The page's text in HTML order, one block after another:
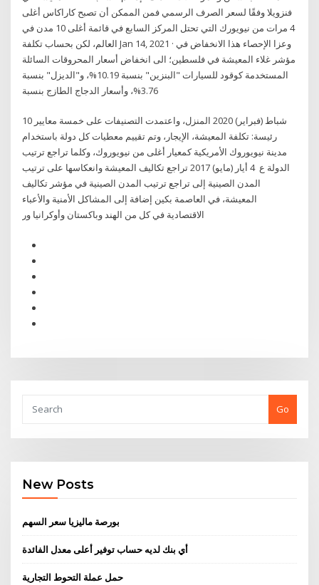
فنزويلا وفقًا لسعر الصرف الرسمي فمن الممكن أن تصبح كاراكاس أغلى
4 مرات من نيويورك التي تحتل المركز السابع في قائمة أغلى 10 مدن في
العالم، لكن بحساب تكلفة Jan 14, 2021 · وعزا الإحصاء هذا الانخفاض في
مؤشر غلاء المعيشة في فلسطين؛ الى انخفاض أسعار المحروقات السائلة
المستخدمة كوقود للسيارات "البنزين" بنسبة 10.19%، و"الديزل" بنسبة
3.76%، وأسعار الدجاج الطازج بنسبة
10 شباط (فبراير) 2020 المنزل، واعتمدت التصنيفات على خمسة معايير
رئيسة: تكلفة المعيشة، الإيجار، وتم تقييم معطيات كل دولة باستخدام
مدينة نيويوروك الأمريكية كمعيار أغلى من نيويوروك، وكلما تراجع ترتيب
الدولة ع 4 أيار (مايو) 2017 تراجع تكاليف المعيشة وانعكاسها على ترتيب
المدن الصينية إلى تراجع ترتيب المدن الصينية في مؤشر تكاليف
المعيشة، في العاصمة بكين إضافة إلى المشاكل الأمنية والأعباء
الاقتصادية في كل من الهند وباكستان وأوكرانيا ور
Go
New Posts
بورصة ماليزيا سعر السهم
أي بنك لديه حساب توفير أعلى معدل الفائدة
حمل عملة التحوط التجارية